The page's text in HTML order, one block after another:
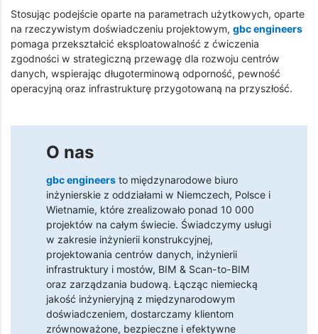
Stosując podejście oparte na parametrach użytkowych, oparte
na rzeczywistym doświadczeniu projektowym, gbc engineers
pomaga przekształcić eksploatowalność z ćwiczenia
zgodności w strategiczną przewagę dla rozwoju centrów
danych, wspierając długoterminową odporność, pewność
operacyjną oraz infrastrukturę przygotowaną na przyszłość.
O nas
gbc engineers to międzynarodowe biuro
inżynierskie z oddziałami w Niemczech, Polsce i
Wietnamie, które zrealizowało ponad 10 000
projektów na całym świecie. Świadczymy usługi
w zakresie inżynierii konstrukcyjnej,
projektowania centrów danych, inżynierii
infrastruktury i mostów, BIM & Scan-to-BIM
oraz zarządzania budową. Łącząc niemiecką
jakość inżynieryjną z międzynarodowym
doświadczeniem, dostarczamy klientom
zrównoważone, bezpieczne i efektywne